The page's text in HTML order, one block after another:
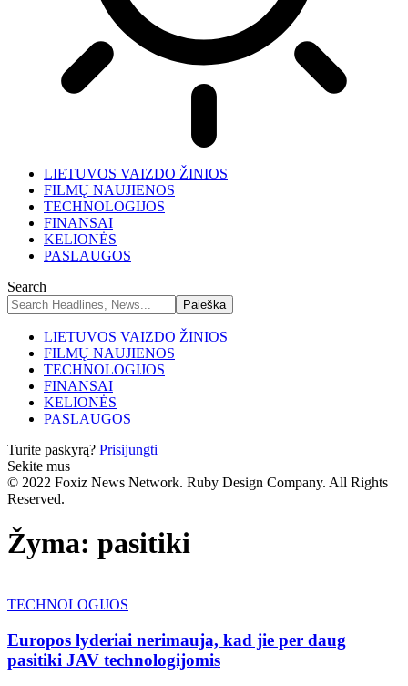
LIETUVOS VAIZDO ŽINIOS
FILMŲ NAUJIENOS
TECHNOLOGIJOS
FINANSAI
KELIONĖS
PASLAUGOS
Search
LIETUVOS VAIZDO ŽINIOS
FILMŲ NAUJIENOS
TECHNOLOGIJOS
FINANSAI
KELIONĖS
PASLAUGOS
Turite paskyrą? Prisijungti
Sekite mus
© 2022 Foxiz News Network. Ruby Design Company. All Rights
Reserved.
Žyma: pasitiki
TECHNOLOGIJOS
Europos lyderiai nerimauja, kad jie per daug
pasitiki JAV technologijomis